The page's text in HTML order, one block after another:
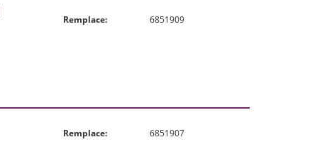
Remplace: 6851909
Remplace: 6851907